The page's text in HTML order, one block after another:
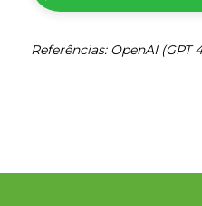
Referências: OpenAI (GPT